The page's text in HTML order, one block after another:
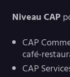
Niveau CAP
CAP
café-
CAP